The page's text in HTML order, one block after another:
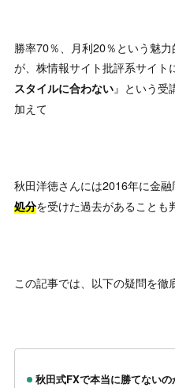
勝率70％、月利20％という魅
が、株情報サイト批評系サイト
スタイルに合わない』という受
加えて
秋田洋徳さんには2016年に金融
処分を受けた過去があることも
この記事では、以下の疑問を徹
秋田式FXで本当に勝てないの